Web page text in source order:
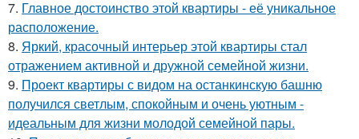
7. Главное достоинство этой квартиры - её уникальное
расположение.
8. Яркий, красочный интерьер этой квартиры стал
отражением активной и дружной семейной жизни.
9. Проект квартиры с видом на останкинскую башню
получился светлым, спокойным и очень уютным -
идеальным для жизни молодой семейной пары.